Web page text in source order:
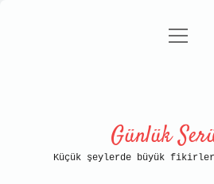
Gizlilik
menüyü
Günlük
Küçük şeylerde büyük